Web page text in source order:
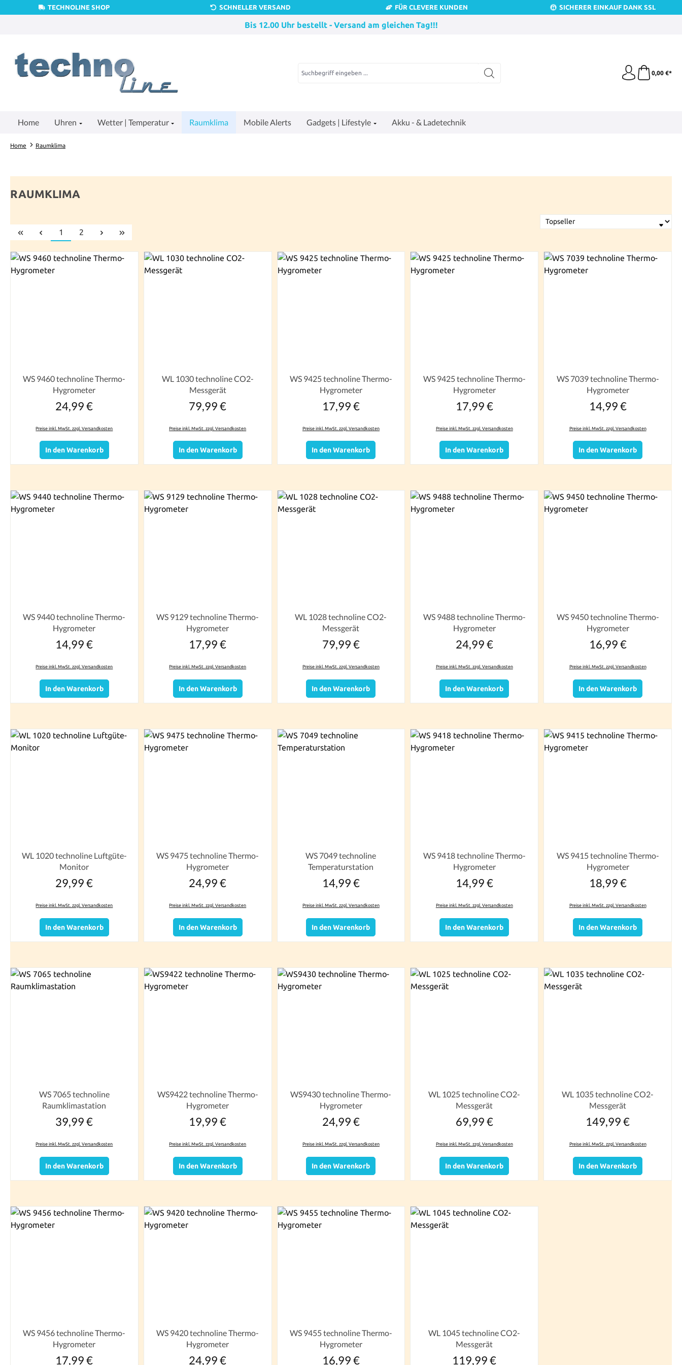
Hauptinhalt springen
Zur Suche springen
Zur Hauptnavigation springen
TECHNOLINE SHOP SCHNELLER VERSAND FÜR CLEVERE KUNDEN SICHERER EINKAUF DANK SSL
Bis 12.00 Uhr bestellt - Versand am gleichen Tag!!!
0,00 €*
Home Uhren Wetter | Temperatur Raumklima Mobile Alerts Gadgets | Lifestyle Akku - & Ladetechnik
Home Raumklima
RAUMKLIMA
Seite
1 Seite
2
WS 9460 technoline Thermo-
Hygrometer
Regulärer Preis:
24,99 €
Preise inkl. MwSt. zzgl. Versandkosten
In den Warenkorb
WL 1030 technoline CO2-
Messgerät
Regulärer Preis:
79,99 €
Preise inkl. MwSt. zzgl. Versandkosten
In den Warenkorb
WS 9425 technoline Thermo-
Hygrometer
Regulärer Preis:
17,99 €
Preise inkl. MwSt. zzgl. Versandkosten
In den Warenkorb
WS 9425 technoline Thermo-
Hygrometer
Regulärer Preis:
17,99 €
Preise inkl. MwSt. zzgl. Versandkosten
In den Warenkorb
WS 7039 technoline Thermo-
Hygrometer
Regulärer Preis:
14,99 €
Preise inkl. MwSt. zzgl. Versandkosten
In den Warenkorb
WS 9440 technoline Thermo-
Hygrometer
Regulärer Preis:
14,99 €
Preise inkl. MwSt. zzgl. Versandkosten
In den Warenkorb
WS 9129 technoline Thermo-
Hygrometer
Regulärer Preis:
17,99 €
Preise inkl. MwSt. zzgl. Versandkosten
In den Warenkorb
WL 1028 technoline CO2-
Messgerät
Regulärer Preis:
79,99 €
Preise inkl. MwSt. zzgl. Versandkosten
In den Warenkorb
WS 9488 technoline Thermo-
Hygrometer
Regulärer Preis:
24,99 €
Preise inkl. MwSt. zzgl. Versandkosten
In den Warenkorb
WS 9450 technoline Thermo-
Hygrometer
Regulärer Preis:
16,99 €
Preise inkl. MwSt. zzgl. Versandkosten
In den Warenkorb
WL 1020 technoline Luftgüte-
Monitor
Regulärer Preis:
29,99 €
Preise inkl. MwSt. zzgl. Versandkosten
In den Warenkorb
WS 9475 technoline Thermo-
Hygrometer
Regulärer Preis:
24,99 €
Preise inkl. MwSt. zzgl. Versandkosten
In den Warenkorb
WS 7049 technoline
Temperaturstation
Regulärer Preis:
14,99 €
Preise inkl. MwSt. zzgl. Versandkosten
In den Warenkorb
WS 9418 technoline Thermo-
Hygrometer
Regulärer Preis:
14,99 €
Preise inkl. MwSt. zzgl. Versandkosten
In den Warenkorb
WS 9415 technoline Thermo-
Hygrometer
Regulärer Preis:
18,99 €
Preise inkl. MwSt. zzgl. Versandkosten
In den Warenkorb
WS 7065 technoline
Raumklimastation
Regulärer Preis:
39,99 €
Preise inkl. MwSt. zzgl. Versandkosten
In den Warenkorb
WS9422 technoline Thermo-
Hygrometer
Regulärer Preis:
19,99 €
Preise inkl. MwSt. zzgl. Versandkosten
In den Warenkorb
WS9430 technoline Thermo-
Hygrometer
Regulärer Preis:
24,99 €
Preise inkl. MwSt. zzgl. Versandkosten
In den Warenkorb
WL 1025 technoline CO2-
Messgerät
Regulärer Preis:
69,99 €
Preise inkl. MwSt. zzgl. Versandkosten
In den Warenkorb
WL 1035 technoline CO2-
Messgerät
Regulärer Preis:
149,99 €
Preise inkl. MwSt. zzgl. Versandkosten
In den Warenkorb
WS 9456 technoline Thermo-
Hygrometer
Regulärer Preis:
17,99 €
WS 9420 technoline Thermo-
Hygrometer
Regulärer Preis:
24,99 €
WS 9455 technoline Thermo-
Hygrometer
Regulärer Preis:
16,99 €
WL 1045 technoline CO2-
Messgerät
Regulärer Preis:
119,99 €